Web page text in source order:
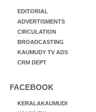
EDITORIAL
ADVERTISMENTS
CIRCULATION
BROADCASTING
KAUMUDY TV ADS
CRM DEPT
FACEBOOK
KERALAKAUMUDI